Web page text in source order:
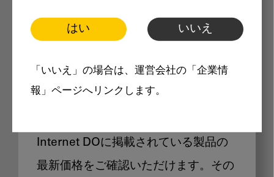
はい いいえ
「いいえ」の場合は、運営会社の「企業情
報」ページへリンクします。
製品価格も閲覧可能
Internet DOに掲載されている製品の
最新価格をご確認いただけます。その